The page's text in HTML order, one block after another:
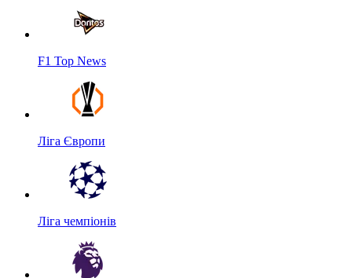
F1 Top News
Ліга Європи
Ліга чемпіонів